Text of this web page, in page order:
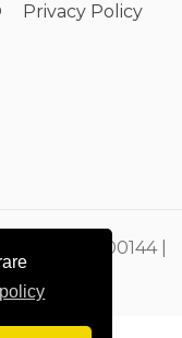
Privacy Policy
PI 00865500144 |